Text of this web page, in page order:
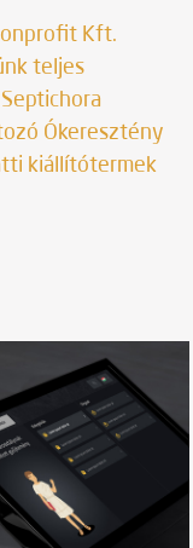
Kft.
teljes
Ókeresztény
kiállítótermek